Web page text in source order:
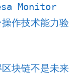
Monitor
作技术能力验
块链不是未来